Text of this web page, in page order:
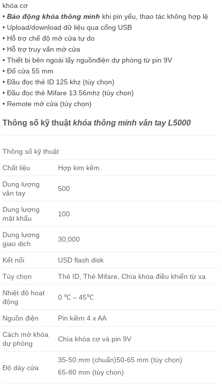
khóa cơ
• Báo động khóa thông minh khi pin yếu, thao tác không hợp lệ
• Upload/download dữ liệu qua cổng USB
• Hỗ trợ chế độ mở cửa tự do
• Hỗ trợ truy vấn mở cửa
• Thiết bị bên ngoài lấy nguồnđiện dự phòng từ pin 9V
• Đố cửa 55 mm
• Đầu đọc thẻ ID 125 khz (tùy chọn)
• Đầu đọc thẻ Mifare 13.56mhz (tùy chọn)
• Remote mở cửa (tùy chọn)
Thông số kỹ thuật khóa thông minh vân tay L5000
Thông số kỹ thuật
Chất liệu Hợp kim kẽm
Dung lượng
vân tay
500
Dung lượng
mật khẩu
100
Dung lượng
giao dịch
30,000
Kết nối USD flash disk
Tùy chọn Thẻ ID, Thẻ Mifare, Chìa khóa điều khiển từ xa
Nhiệt độ hoạt
động
0 ℃ – 45℃
Nguồn điện Pin kiềm 4 x AA
Cách mở khóa
dự phòng
Chìa khóa cơ và pin 9V
Độ dày cửa
35-50 mm (chuẩn)50-65 mm (tùy chọn)
65-80 mm (tùy chọn)